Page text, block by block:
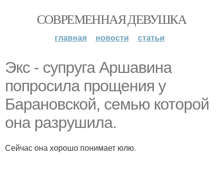
СОВРЕМЕННАЯ ДЕВУШКА
главная новости статьи
Экс - супруга Аршавина
попросила прощения у
Барановской, семью которой
она разрушила.
Сейчас она хорошо понимает юлю.